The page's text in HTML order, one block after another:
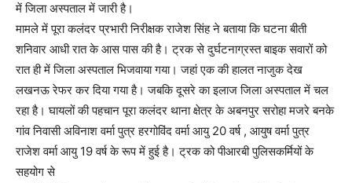
में जिला अस्पताल में जारी है।
मामले में पूरा कलंदर प्रभारी निरीक्षक राजेश सिंह ने बताया कि घटना बीती
शनिवार आधी रात के आस पास की है। ट्रक से दुर्घटनाग्रस्त बाइक सवारों को
रात ही में जिला अस्पताल भिजवाया गया। जहां एक की हालत नाजुक देख
लखनऊ रेफर कर दिया गया है। जबकि दूसरे का इलाज जिला अस्पताल में चल
रहा है। घायलों की पहचान पूरा कलंदर थाना क्षेत्र के अबनपुर सरोहा मजरे बनके
गांव निवासी अविनाश वर्मा पुत्र हरगोविंद वर्मा आयु 20 वर्ष , आयुष वर्मा पुत्र
राजेश वर्मा आयु 19 वर्ष के रूप में हुई है। ट्रक को पीआरबी पुलिसकर्मियों के
सहयोग से